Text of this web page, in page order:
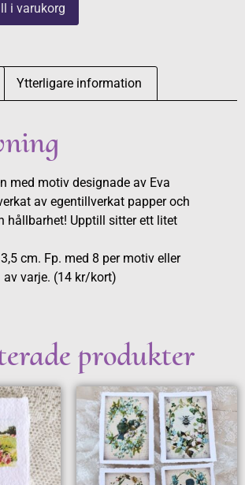
i varukorg
Ytterligare information
med motiv designade av Eva
av egentillverkat papper och
hållbarhet! Upptill sitter ett litet
cm. Fp. med 8 per motiv eller
varje. (14 kr/kort)
produkter